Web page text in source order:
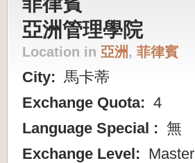
亞洲管理學院
Location in 亞洲, 菲律賓
City: 馬卡蒂
Exchange Quota: 4
Language Special : 無
Exchange Level: Master